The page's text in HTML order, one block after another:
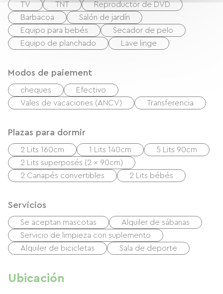
TV
TNT
Reproductor de DVD
Barbacoa
Salón de jardín
Equipo para bebés
Secador de pelo
Equipo de planchado
Lave linge
Modos de paiement
cheques
Efectivo
Vales de vacaciones (ANCV)
Transferencia
Plazas para dormir
2 Lits 160cm 1 Lits 140cm
5 Lits 90cm
2 Lits superposés (2 x 90cm)
2 Canapés convertibles
2 Lits bébés
Servicios
Se aceptan mascotas
Alquiler de sábanas
Servicio de limpieza con suplemento
Alquiler de bicicletas
Sala de deporte
Ubicación